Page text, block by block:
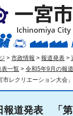
> 市政情報 > 報道発表 >
一覧 > 令和5年9月の報
レクリエーション大会
報道発表 「